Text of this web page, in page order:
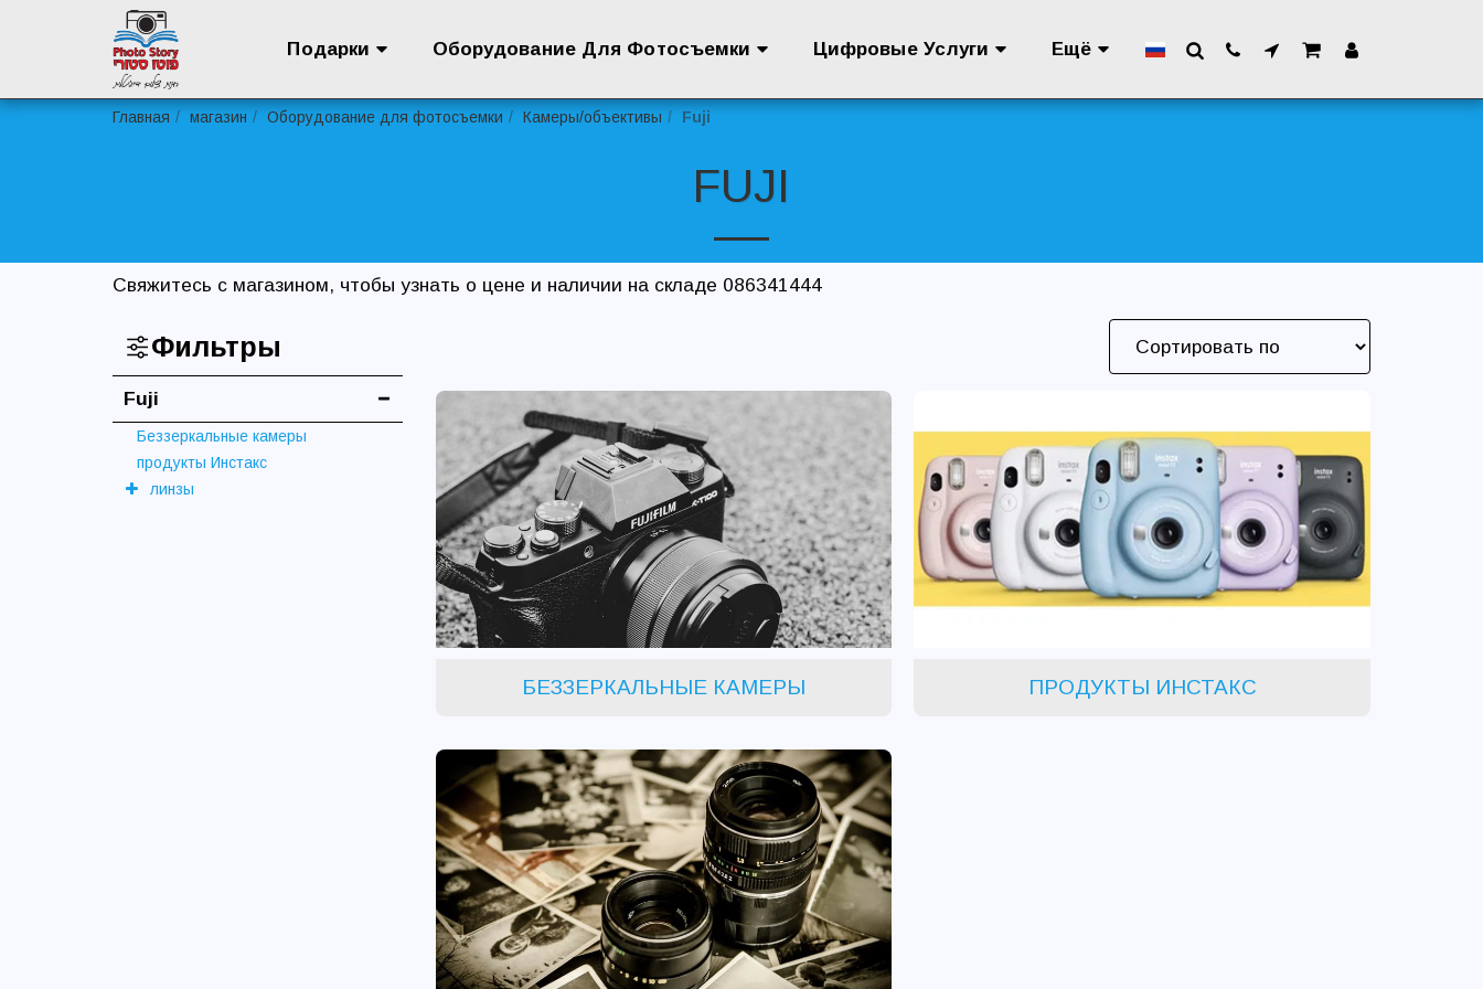
Подарки Оборудование Для Фотосъемки Цифровые Услуги Ещё
Главная магазин Оборудование для фотосъемки Камеры/объективы Fuji
FUJI
Свяжитесь с магазином, чтобы узнать о цене и наличии на складе 086341444
Фильтры
Fuji
Беззеркальные камеры
продукты Инстакс
линзы
БЕЗЗЕРКАЛЬНЫЕ КАМЕРЫ ПРОДУКТЫ ИНСТАКС